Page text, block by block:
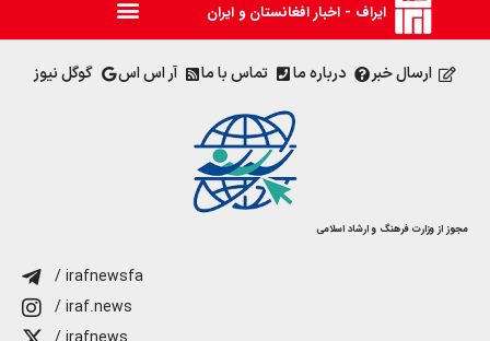
ایراف - اخبار افغانستان و ایران
ارسال خبر درباره ما تماس با ما آر اس اس گوگل نیوز
مجوز از وزارت فرهنگ و ارشاد اسلامی
/ irafnewsfa
/ iraf.news